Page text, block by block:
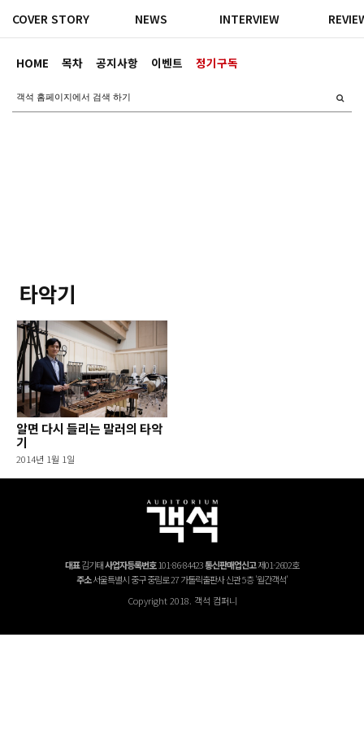
HOME 목차 공지사항 이벤트 정기구독
COVER STORY NEWS INTERVIEW
타악기
알면 다시 들리는 말러의 타악
기
2014년 1월 1일
대표김기태사업자등록번호101-86-84423통신판매업신고제01-2602호
주소서울특별시 중구 중림로 27 가톨릭출판사 신관 5층 '월간객석'
Copyright 2018. 객석 컴퍼니